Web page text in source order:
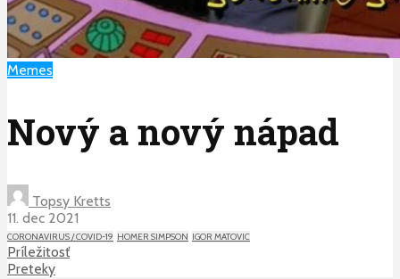
Memes
Nový a nový nápad
Topsy Kretts
11. dec 2021
CORONAVIRUS / COVID-19 HOMER SIMPSON IGOR MATOVIC
Príležitosť
Preteky